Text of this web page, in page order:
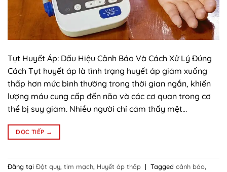
Tụt Huyết Áp: Dấu Hiệu Cảnh Báo Và Cách Xử Lý Đúng
Cách Tụt huyết áp là tình trạng huyết áp giảm xuống
thấp hơn mức bình thường trong thời gian ngắn, khiến
lượng máu cung cấp đến não và các cơ quan trong cơ
thể bị suy giảm. Nhiều người chỉ cảm thấy mệt…
ĐỌC TIẾP →
Đăng tại Đột quỵ, tim mạch, Huyết áp thấp | Tagged cảnh báo,